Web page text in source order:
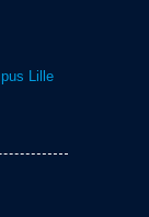
Lille